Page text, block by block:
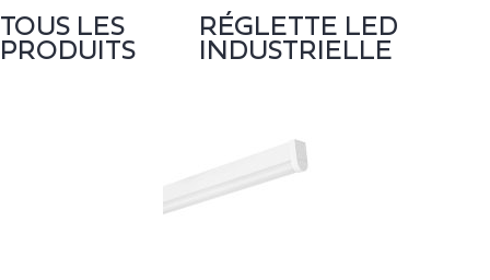
TOUS LES
PRODUITS
RÉGLETTE LED
INDUSTRIELLE